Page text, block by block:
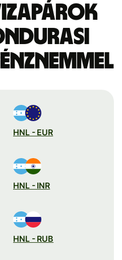
HNL - EUR
HNL - INR
HNL - RUB